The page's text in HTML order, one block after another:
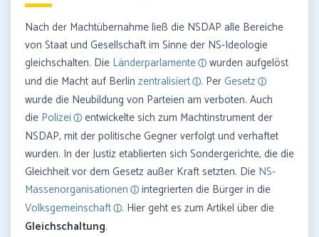
Nach der Machtübernahme ließ die NSDAP alle Bereiche
von Staat und Gesellschaft im Sinne der NS-Ideologie
gleichschalten. Die Länderparlamente
wurden aufgelöst
und die Macht auf Berlin zentralisiert . PerGesetz
wurde die Neubildung von Parteien am verboten. Auch
die Polizei
entwickelte sich zum Machtinstrument der
NSDAP, mit der politische Gegner verfolgt und verhaftet
wurden. In der Justiz etablierten sich Sondergerichte, die die
Gleichheit vor dem Gesetz außer Kraft setzten. Die NS-
Massenorganisationen
integrierten die Bürger in die
Volksgemeinschaft
. Hier geht es zum Artikel über die
Gleichschaltung.